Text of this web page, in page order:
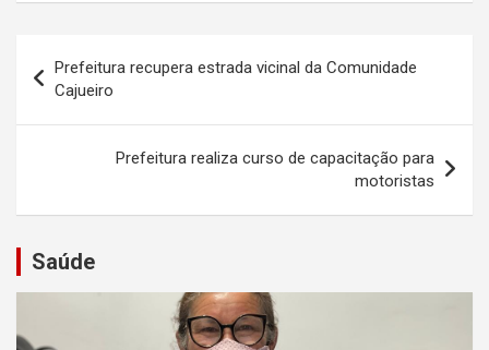
de
Post
Prefeitura recupera estrada vicinal da Comunidade
Cajueiro
Prefeitura realiza curso de capacitação para
motoristas
Saúde